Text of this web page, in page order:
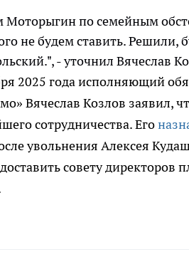
по семейным
не будем ставить. Решили,
- уточнил Вячеслав
2025 года исполняющий
Вячеслав Козлов заявил,
сотрудничества. Его
увольнения Алексея
совету директоров